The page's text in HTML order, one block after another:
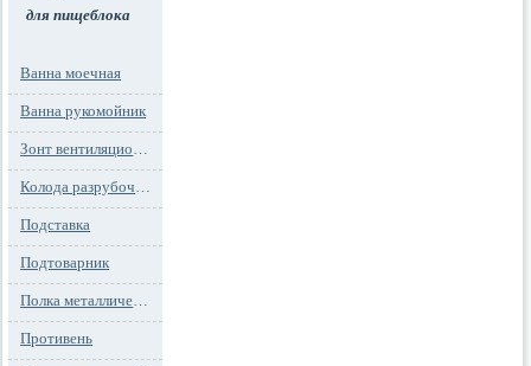
для пищеблока
Ванна моечная
Ванна рукомойник
Зонт вентиляционный
Колода разрубочная
Подставка
Подтоварник
Полка металлическая
Противень